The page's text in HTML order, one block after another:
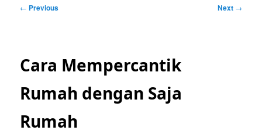
Post
← Previous Next →
Cara Mempercantik
Rumah dengan Saja
Rumah